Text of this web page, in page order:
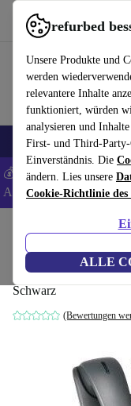
refurbed
Unsere Produkte und
werden
relevantere Inhalte
funktioniert, würden
analysieren und
First- und Third-
Einverständnis. Die
ändern. Lies unsere
Cookie-Richtlinie
ALLE
refurbed schnell und
🎒 Back to school Handys
💰 Extra -5% auf
ANDROID5 -AGB
Zubehör
Cisco 7942G
Schwarz
(Bewertungen